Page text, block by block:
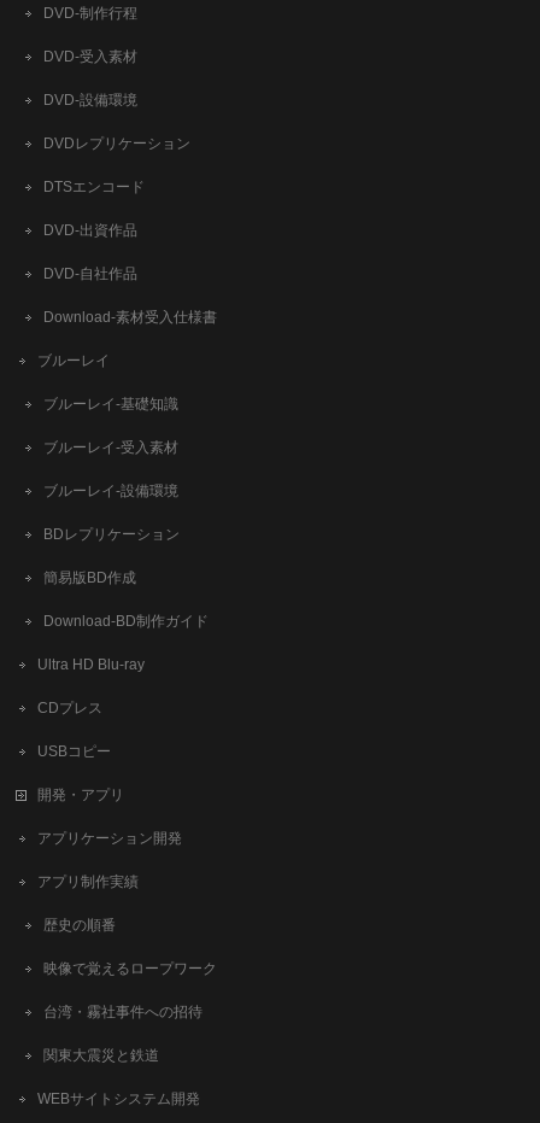
DVD-制作行程
DVD-受入素材
DVD-設備環境
DVDレプリケーション
DTSエンコード
DVD-出資作品
DVD-自社作品
​Download-素材受入仕様書
ブルーレイ
ブルーレイ-基礎知識
ブルーレイ-受入素材
ブルーレイ-設備環境
BDレプリケーション
簡易版BD作成
​Download-BD制作ガイド
Ultra HD Blu-ray
CDプレス
USBコピー
開発・アプリ
アプリケーション開発
アプリ制作実績
歴史の順番
映像で覚えるロープワーク
台湾・霧社事件への招待
関東大震災と鉄道
WEBサイトシステム開発